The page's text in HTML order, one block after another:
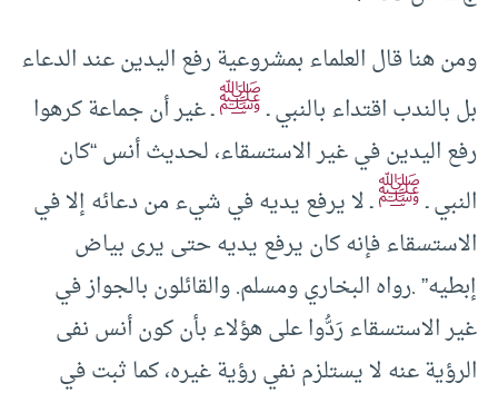
ومن هنا قال العلماء بمشروعية رفع اليدين عند الدعاء
بل بالندب اقتداء بالنبي ـﷺـ غير أن جماعة كرهوا
رفع اليدين في غير الاستسقاء، لحديث أنس “كان
النبي ـﷺـ لا يرفع يديه في شيء من دعائه إلا في
الاستسقاء فإنه كان يرفع يديه حتى يرى بياض
إبطيه” .رواه البخاري ومسلم. والقائلون بالجواز في
غير الاستسقاء رَدُّوا على هؤلاء بأن كون أنس نفى
الرؤية عنه لا يستلزم نفي رؤية غيره، كما ثبت في